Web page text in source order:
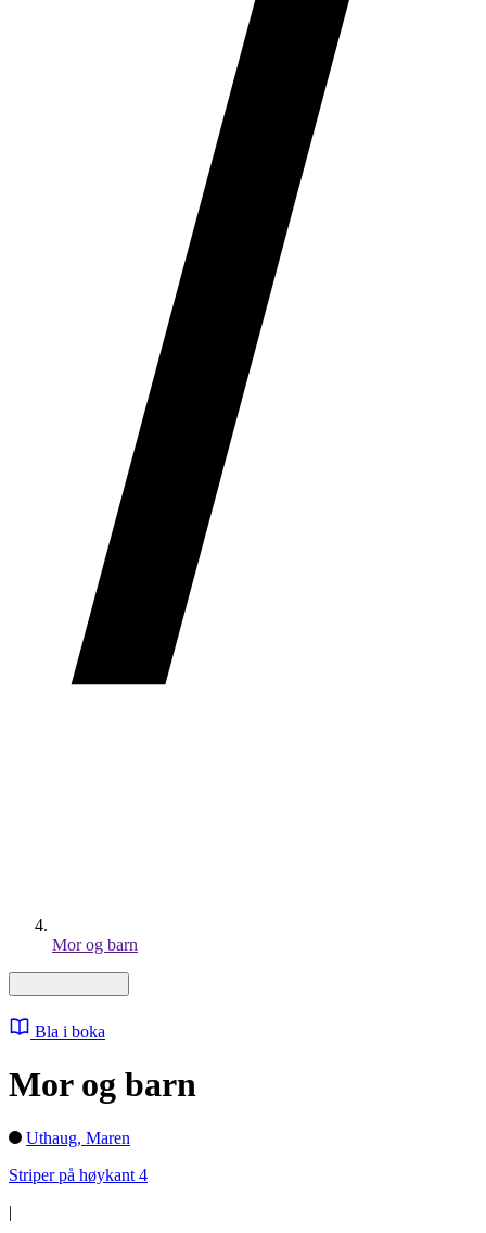
Mor og barn
Bla i boka
Mor og barn
Uthaug, Maren
Striper på høykant 4
|